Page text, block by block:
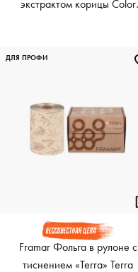
экстрактом корицы Color
Framar Фольга в рулоне с
тиснением «Terra» Terra
ДЛЯ ПРОФИ